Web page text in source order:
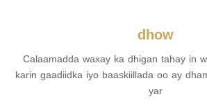
dhow
Calaamadda waxay ka dhigan tahay in
karin gaadiidka iyo baaskiillada oo ay
yar